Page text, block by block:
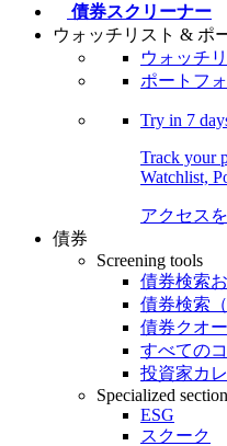
債券スクリーナー
ウォッチリスト & ポ
ウォッチ
ポートフ
Try in 7
Track your
Watchlist,
アクセス
債券
Screening tools
債券検索
債券検索
債券クオ
すべての
投資家カ
Specialized section
ESG
スクーク